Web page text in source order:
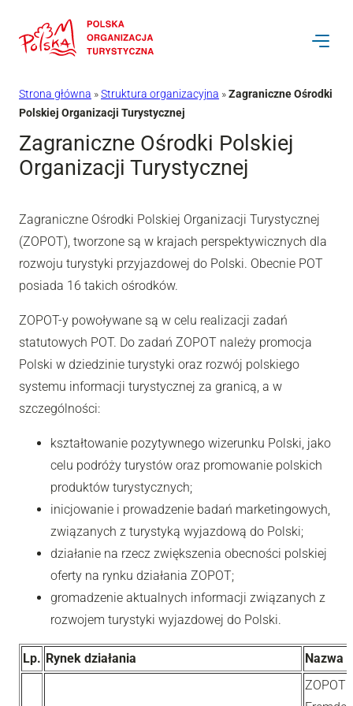
do
Strona główna »Struktura organizacyjna »Zagraniczne Ośrodki
Polskiej Organizacji Turystycznej
Zagraniczne Ośrodki Polskiej
Organizacji Turystycznej
Zagraniczne Ośrodki Polskiej Organizacji Turystycznej
(ZOPOT), tworzone są w krajach perspektywicznych dla
rozwoju turystyki przyjazdowej do Polski. Obecnie POT
posiada 16 takich ośrodków.
ZOPOT-y powoływane są w celu realizacji zadań
statutowych POT. Do zadań ZOPOT należy promocja
Polski w dziedzinie turystyki oraz rozwój polskiego
systemu informacji turystycznej za granicą, a w
szczególności:
kształtowanie pozytywnego wizerunku Polski, jako
celu podróży turystów oraz promowanie polskich
produktów turystycznych;
inicjowanie i prowadzenie badań marketingowych,
związanych z turystyką wyjazdową do Polski;
działanie na rzecz zwiększenia obecności polskiej
oferty na rynku działania ZOPOT;
gromadzenie aktualnych informacji związanych z
rozwojem turystyki wyjazdowej do Polski.
Lp. Rynek działania Nazwa
ZOPOT